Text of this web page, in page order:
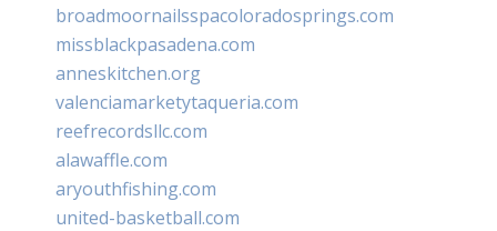
broadmoornailsspacoloradosprings.com
missblackpasadena.com
anneskitchen.org
valenciamarketytaqueria.com
reefrecordsllc.com
alawaffle.com
aryouthfishing.com
united-basketball.com